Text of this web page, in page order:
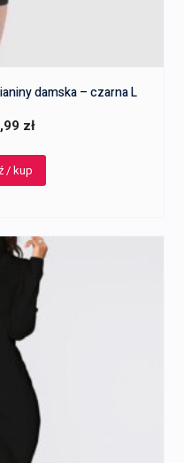
damska – czarna L
zł
/ kup